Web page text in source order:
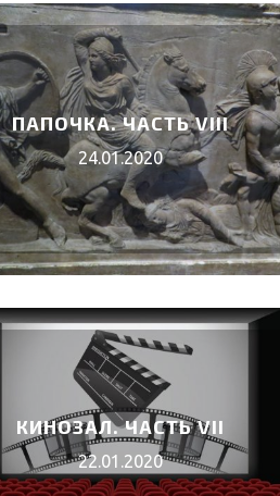
ПАПОЧКА. ЧАСТЬ VIII
24.01.2020
КИНОЗАЛ. ЧАСТЬ VII
22.01.2020